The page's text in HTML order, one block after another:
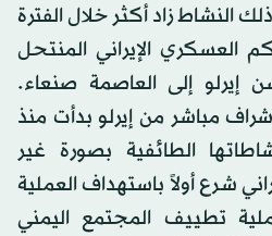
النشاط زاد أكثر خلال الفترة
العسكري الإيراني المنتحل
إلى العاصمة صنعاء.
مباشر من إيرلو بدأت منذ
الطائفية بصورة غير
شرع أولاً باستهداف العملية
تطييف المجتمع اليمني